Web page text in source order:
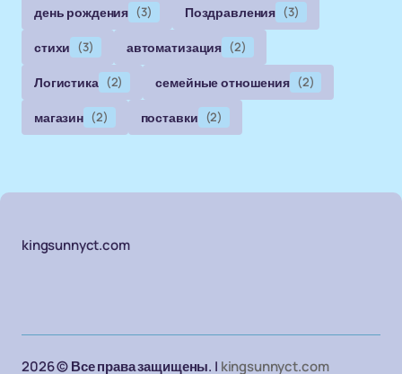
день рождения (3) Поздравления (3)
стихи (3) автоматизация (2)
Логистика (2) семейные отношения (2)
магазин (2) поставки (2)
kingsunnyct.com
2026 © Все права защищены. | kingsunnyct.com